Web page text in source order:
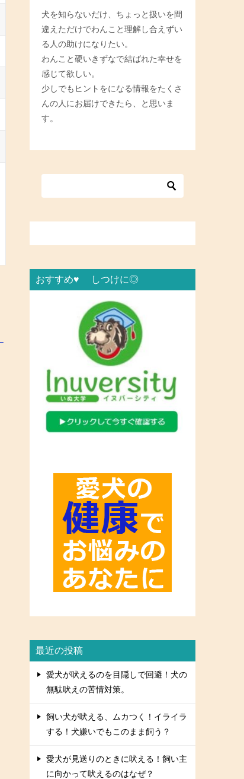
犬を知らないだけ、ちょっと扱いを間
違えただけでわんこと理解し合えずい
る人の助けになりたい。
わんこと硬いきずなで結ばれた幸せを
感じて欲しい。
少しでもヒントをになる情報をたくさ
んの人にお届けできたら、と思いま
す。
おすすめ♥ しつけに◎
最近の投稿
愛犬が吠えるのを目隠しで回避！犬の
無駄吠えの苦情対策。
飼い犬が吠える、ムカつく！イライラ
する！犬嫌いでもこのまま飼う？
愛犬が見送りのときに吠える！飼い主
に向かって吠えるのはなぜ？